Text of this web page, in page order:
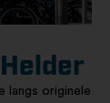
langs originele